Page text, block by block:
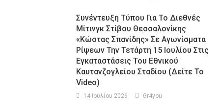
Συνέντευξη Τύπου Για Το Διεθνές
Μίτινγκ Στίβου Θεσσαλονίκης
«Κώστας Σπανίδης» Σε Αγωνίσματα
Ρίψεων Την Τετάρτη 15 Ιουλίου Στις
Εγκαταστάσεις Του Εθνικού
Καυτανζογλείου Σταδίου (Δείτε Το
Video)
14 Ιουλίου 2026 Gr4you